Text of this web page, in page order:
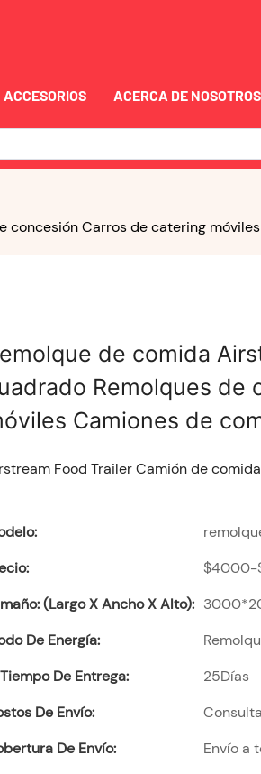
ACCESORIOS ACERCA DE NOSOTROS
Carros de catering
de comida
Remolques de
Camiones de
Food Trailer Camión de
(largo X Ancho X Alto):
De Energía:
De Entrega:
25Días
De Envío:
De Envío:
Envío a